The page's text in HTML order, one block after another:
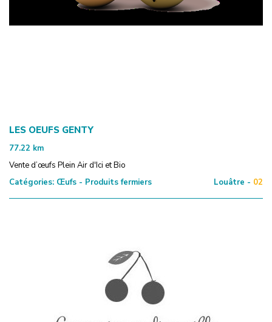
LES OEUFS GENTY
77.22 km
Vente d’œufs Plein Air d'Ici et Bio
Catégories: Œufs - Produits fermiers Louâtre - 02